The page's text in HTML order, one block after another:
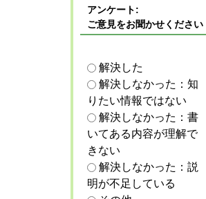
アンケート:
ご意見をお聞かせください
解決した
解決しなかった：知
りたい情報ではない
解決しなかった：書
いてある内容が理解で
きない
解決しなかった：説
明が不足している